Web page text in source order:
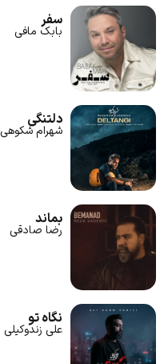
سفر
بابک مافی
دلتنگی
شهرام شکوهی
بماند
رضا صادقی
نگاه تو
علی زندوکیلی